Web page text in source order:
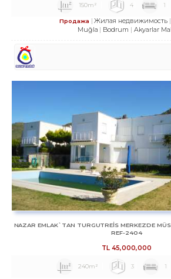
150m² 4 1
Продажа Жилая недвижимость
Muğla
Bodrum Akyarlar
NAZAR EMLAK`TAN TURGUTREİS MERKEZDE
REF-2404
TL 45,000,000
240m² 3 1